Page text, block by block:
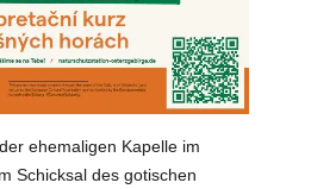
ehemaligen Kapelle im
Schicksal des gotischen